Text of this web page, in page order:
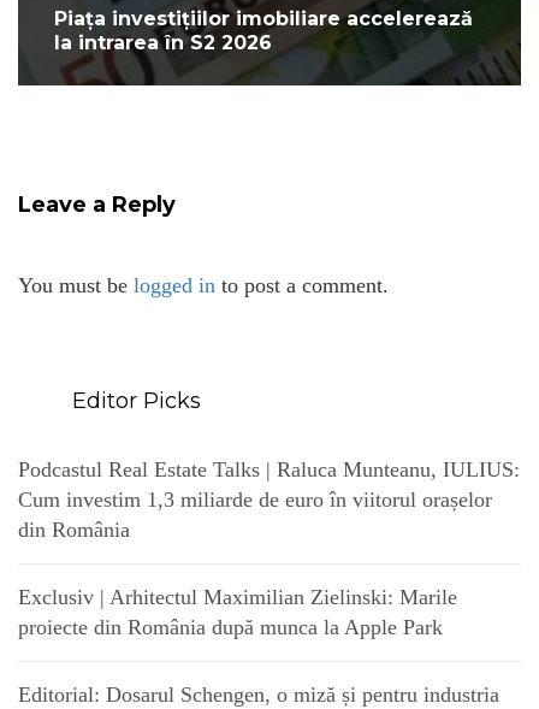
Piața investițiilor imobiliare accelerează
la intrarea în S2 2026
Leave a Reply
You must be logged in to post a comment.
Editor Picks
Podcastul Real Estate Talks | Raluca Munteanu, IULIUS:
Cum investim 1,3 miliarde de euro în viitorul orașelor
din România
Exclusiv | Arhitectul Maximilian Zielinski: Marile
proiecte din România după munca la Apple Park
Editorial: Dosarul Schengen, o miză și pentru industria